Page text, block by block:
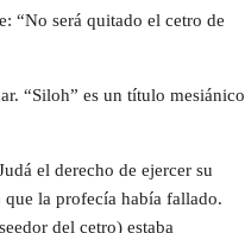
“No será quitado el cetro de
“Siloh” es un título mesiánico
el derecho de ejercer su
la profecía había fallado.
del cetro) estaba